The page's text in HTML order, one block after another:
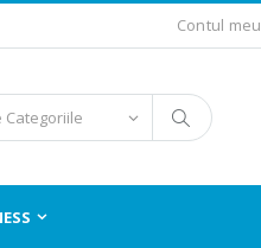
Contul meu